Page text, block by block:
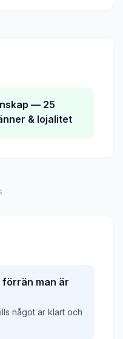
— 25
& lojalitet
förrän man är
något är klart och